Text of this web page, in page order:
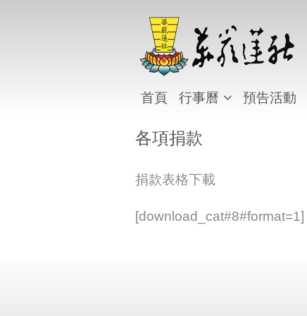
首頁 行事曆 預告活動
各項捐款
捐款表格下載
[download_cat#8#format=1]